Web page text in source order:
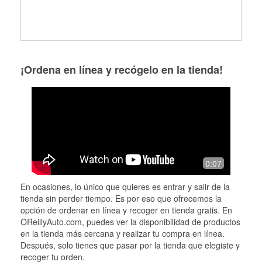
¡Ordena en línea y recógelo en la tienda!
0:07
En ocasiones, lo único que quieres es entrar y salir de la
tienda sin perder tiempo. Es por eso que ofrecemos la
opción de ordenar en línea y recoger en tienda gratis. En
OReillyAuto.com, puedes ver la disponibilidad de productos
en la tienda más cercana y realizar tu compra en línea.
Después, solo tienes que pasar por la tienda que elegiste y
recoger tu orden.